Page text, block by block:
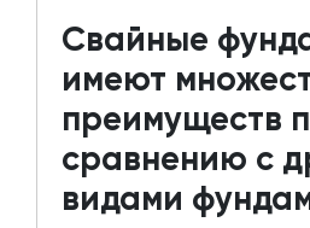
Свайные
имеют
преимуществ
сравнению с
видами